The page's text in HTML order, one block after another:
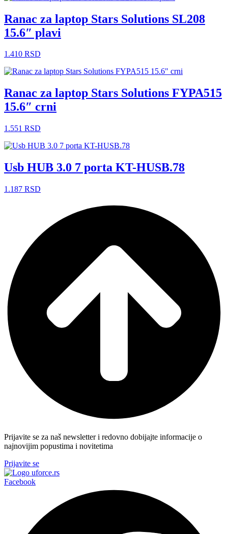
Ranac za laptop Stars Solutions SL208
15.6″ plavi
1.410 RSD
Ranac za laptop Stars Solutions FYPA515
15.6″ crni
1.551 RSD
Usb HUB 3.0 7 porta KT-HUSB.78
1.187 RSD
Prijavite se za naš newsletter i redovno dobijajte informacije o
najnovijim popustima i novitetima
Prijavite se
Facebook